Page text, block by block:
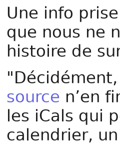
Une info
que nous ne
histoire de
source n’en
les iCals qui
calendrier,